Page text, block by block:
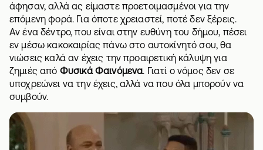
άφησαν, αλλά ας είμαστε προετοιμασμένοι για την
επόμενη φορά. Για όποτε χρειαστεί, ποτέ δεν ξέρεις.
Αν ένα δέντρο, που είναι στην ευθύνη του δήμου, πέσει
εν μέσω κακοκαιρίας πάνω στο αυτοκίνητό σου, θα
νιώσεις καλά αν έχεις την προαιρετική κάλυψη για
ζημιές από Φυσικά Φαινόμενα. Γιατί ο νόμος δεν σε
υποχρεώνει να την έχεις, αλλά να που όλα μπορούν να
συμβούν.